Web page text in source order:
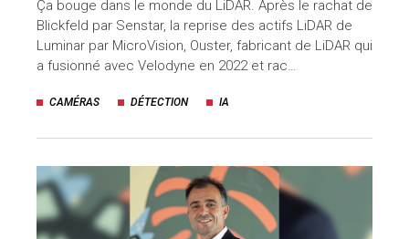
Ça bouge dans le monde du LiDAR. Après le rachat de
Blickfeld par Senstar, la reprise des actifs LiDAR de
Luminar par MicroVision, Ouster, fabricant de LiDAR qui
a fusionné avec Velodyne en 2022 et rac…
CAMÉRAS DÉTECTION IA